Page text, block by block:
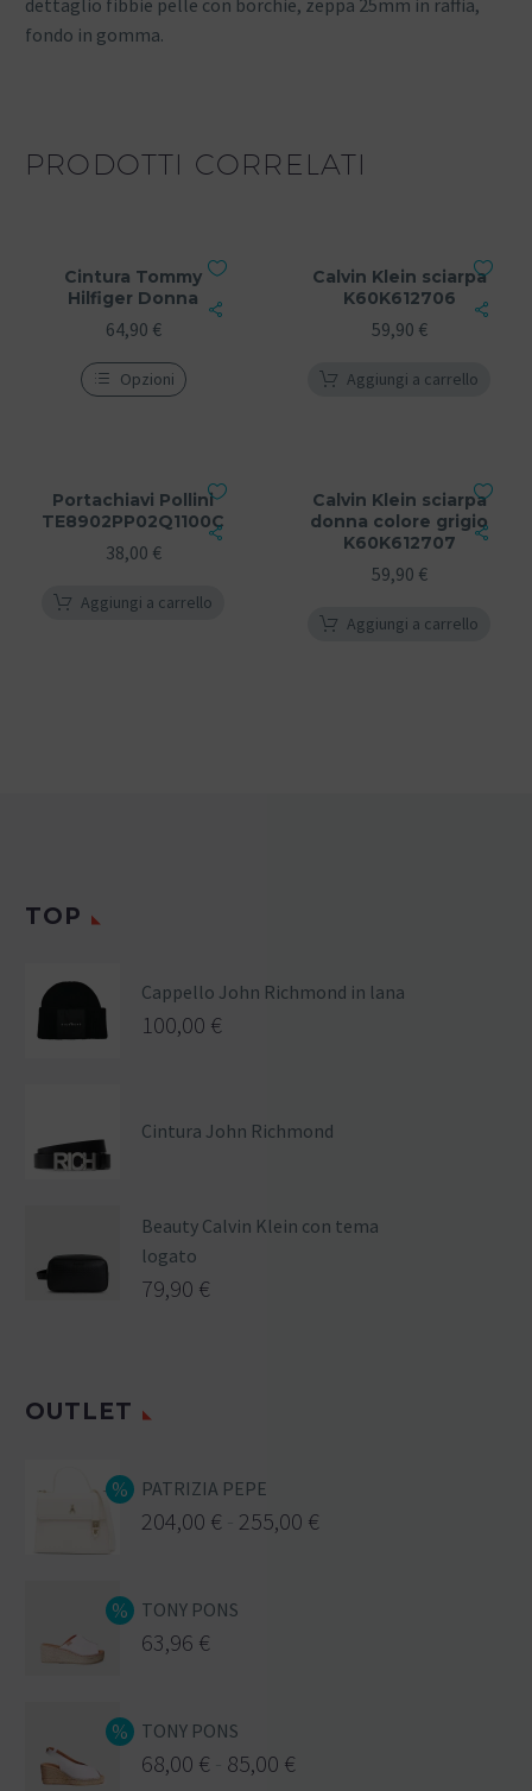
dettaglio fibbie pelle con borchie, zeppa 25mm in raffia,
fondo in gomma.
PRODOTTI CORRELATI
Cintura Tommy
Hilfiger Donna
64,90 €
Opzioni
Calvin Klein sciarpa
K60K612706
59,90 €
Aggiungi a carrello
Portachiavi Pollini
TE8902PP02Q1100C
38,00 €
Aggiungi a carrello
Calvin Klein sciarpa
donna colore grigio
K60K612707
59,90 €
Aggiungi a carrello
TOP
Cappello John Richmond in lana
100,00 €
Cintura John Richmond
Beauty Calvin Klein con tema
logato
79,90 €
OUTLET
PATRIZIA PEPE
204,00 € 255,00 €
TONY PONS
63,96 €
TONY PONS
68,00 € 85,00 €